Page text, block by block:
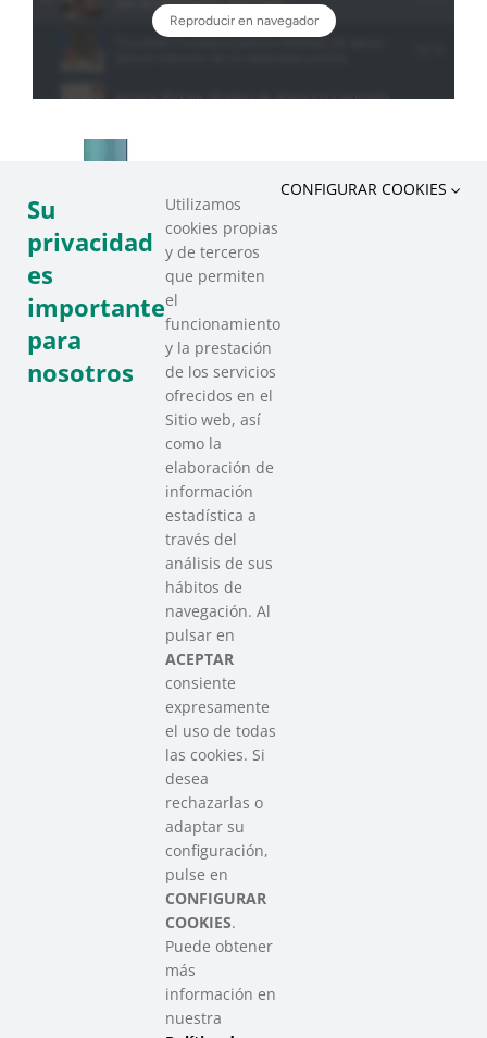
SAREEN SAREA
Asociación que agrupa a las redes
del Tercer Sector Social en Euskadi
Contacto
info@sareensarea.eu
Iparraguirre, 9 lonja – 48009 Bilbao
946 569 230
Colabora
Su
privacidad
es
importante
para
nosotros
Utilizamos
cookies propias
y de terceros
que permiten
el
funcionamiento
y la prestación
de los servicios
ofrecidos en el
Sitio web, así
como la
elaboración de
información
estadística a
través del
análisis de sus
hábitos de
navegación. Al
pulsar en
ACEPTAR
consiente
expresamente
el uso de todas
las cookies. Si
desea
rechazarlas o
adaptar su
configuración,
pulse en
CONFIGURAR
COOKIES.
Puede obtener
más
información en
nuestra
CONFIGURAR COOKIES